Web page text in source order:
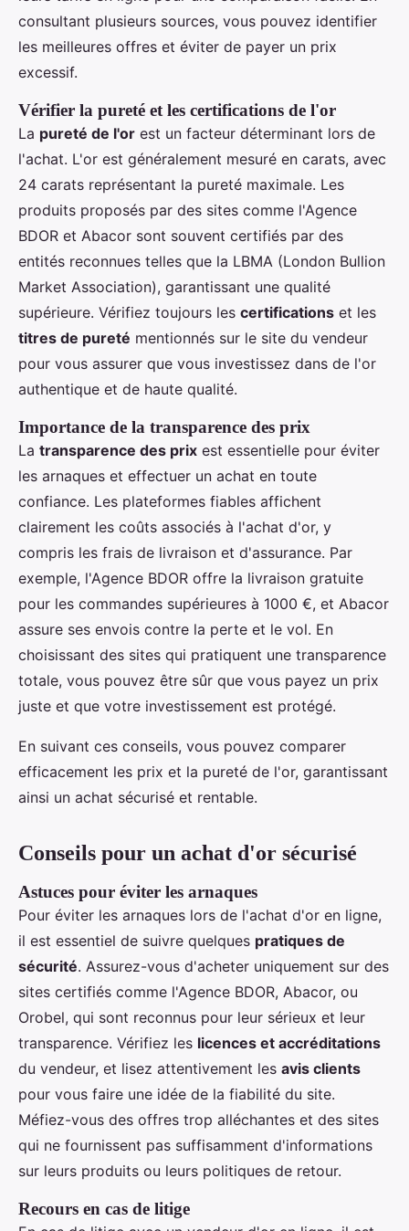
consultant plusieurs sources, vous pouvez identifier
les meilleures offres et éviter de payer un prix
excessif.
Vérifier la pureté et les certifications de l'or
La pureté de l'or est un facteur déterminant lors de
l'achat. L'or est généralement mesuré en carats, avec
24 carats représentant la pureté maximale. Les
produits proposés par des sites comme l'Agence
BDOR et Abacor sont souvent certifiés par des
entités reconnues telles que la LBMA (London Bullion
Market Association), garantissant une qualité
supérieure. Vérifiez toujours les certifications et les
titres de pureté mentionnés sur le site du vendeur
pour vous assurer que vous investissez dans de l'or
authentique et de haute qualité.
Importance de la transparence des prix
La transparence des prix est essentielle pour éviter
les arnaques et effectuer un achat en toute
confiance. Les plateformes fiables affichent
clairement les coûts associés à l'achat d'or, y
compris les frais de livraison et d'assurance. Par
exemple, l'Agence BDOR offre la livraison gratuite
pour les commandes supérieures à 1000 €, et Abacor
assure ses envois contre la perte et le vol. En
choisissant des sites qui pratiquent une transparence
totale, vous pouvez être sûr que vous payez un prix
juste et que votre investissement est protégé.
En suivant ces conseils, vous pouvez comparer
efficacement les prix et la pureté de l'or, garantissant
ainsi un achat sécurisé et rentable.
Conseils pour un achat d'or sécurisé
Astuces pour éviter les arnaques
Pour éviter les arnaques lors de l'achat d'or en ligne,
il est essentiel de suivre quelques pratiques de
sécurité. Assurez-vous d'acheter uniquement sur des
sites certifiés comme l'Agence BDOR, Abacor, ou
Orobel, qui sont reconnus pour leur sérieux et leur
transparence. Vérifiez les licences et accréditations
du vendeur, et lisez attentivement les avis clients
pour vous faire une idée de la fiabilité du site.
Méfiez-vous des offres trop alléchantes et des sites
qui ne fournissent pas suffisamment d'informations
sur leurs produits ou leurs politiques de retour.
Recours en cas de litige